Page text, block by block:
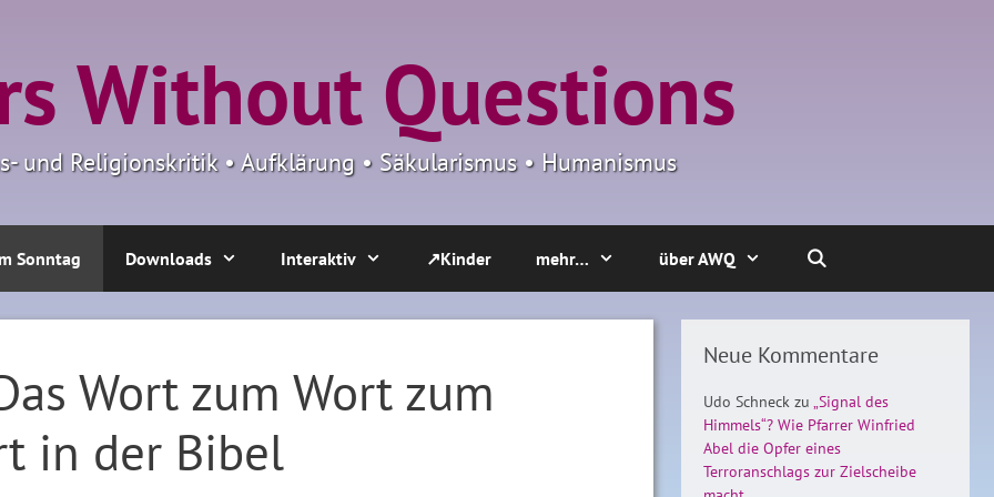
Without Questions
und Religionskritik • Aufklärung • Säkularismus • Humanismus
Sonntag Downloads Interaktiv ↗Kinder mehr… über AWQ
Wort zum Wort zum
in der Bibel
Neue Kommentare
Udo Schneck zu „Signal des
Himmels“? Wie Pfarrer Winfried
Abel die Opfer eines
Terroranschlags zur Zielscheibe